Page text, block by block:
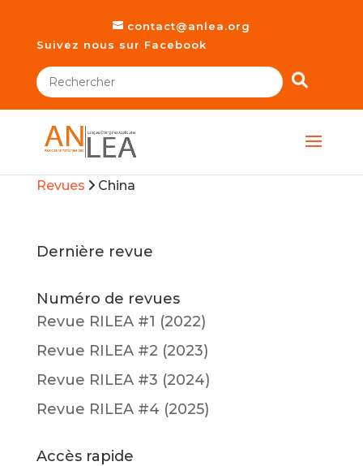
contact@anlea.org
Suivez nous sur Facebook
Revues China
Dernière revue
Numéro de revues
Revue RILEA #1 (2022)
Revue RILEA #2 (2023)
Revue RILEA #3 (2024)
Revue RILEA #4 (2025)
Accès rapide